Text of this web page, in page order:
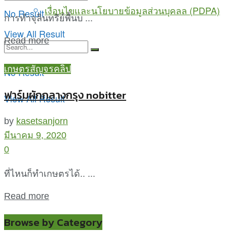
เงื่อนไขและนโยบายข้อมูลส่วนบุคลล (PDPA)
No Result
View All Result
No Result
View All Result
การทำจุลินทรีย์พื้นบ ...
Read more
เกษตรสัญจรคลิป
ฟาร์มผักกลางกรุง nobitter
by kasetsanjorn
มีนาคม 9, 2020
0
ที่ไหนก็ทำเกษตรได้.. ...
Read more
Browse by Category